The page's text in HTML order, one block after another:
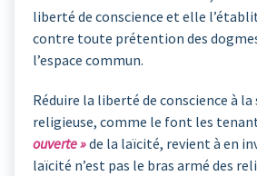
liberté de conscience et elle
contre toute prétention des
l’espace commun.
Réduire la liberté de conscience à
religieuse, comme le font les
ouverte »de la laïcité, revient à en
laïcité n’est pas le bras armé des